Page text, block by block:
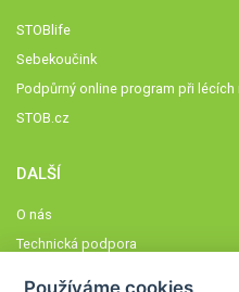
STOBlife
Sebekoučink
Podpůrný online program při lécích
STOB.cz
DALŠÍ
O nás
Technická podpora
Používáme cookies